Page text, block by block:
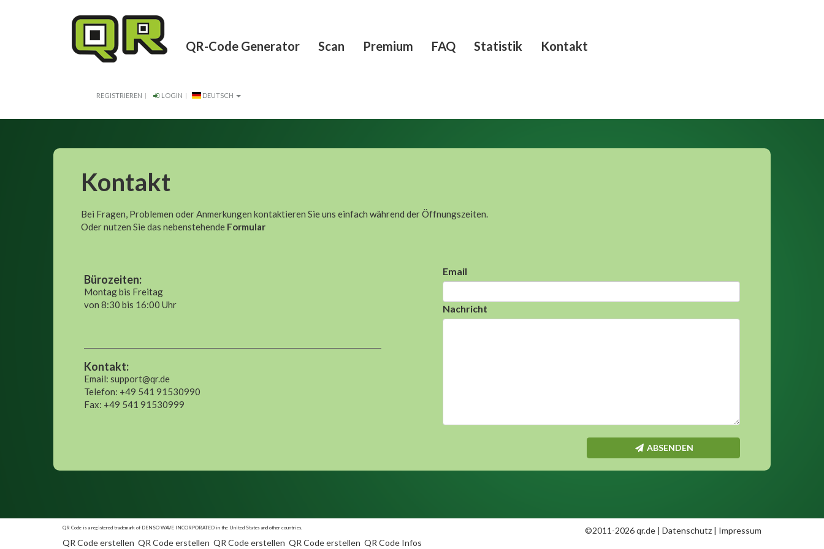
QR-Code Generator Scan Premium FAQ Statistik Kontakt
REGISTRIEREN LOGIN DEUTSCH
Kontakt
Bei Fragen, Problemen oder Anmerkungen kontaktieren Sie uns einfach während der Öffnungszeiten.
Oder nutzen Sie das nebenstehende Formular
Bürozeiten:
Montag bis Freitag
von 8:30 bis 16:00 Uhr
Kontakt:
Email: support@qr.de
Telefon: +49 541 91530990
Fax: +49 541 91530999
Email
Nachricht
ABSENDEN
QR Code is a registered trademark of DENSO WAVE INCORPORATED in the United States and other countries. ©2011-2026 qr.de | Datenschutz | Impressum
QR Code erstellen QR Code erstellen QR Code erstellen QR Code erstellen QR Code Infos